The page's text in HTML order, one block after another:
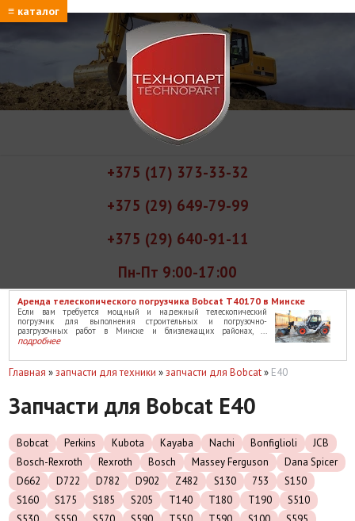
≡ каталог
+375 (17) 373-33-32
+375 (29) 649-79-99
+375 (29) 640-91-11
Пн-Пт 9:00-17:00
Аренда телескопического погрузчика Bobcat T40170 в Минске
Если вам требуется мощный и надежный телескопический
погрузчик для выполнения строительных и погрузочно-
разгрузочных работ в Минске и близлежащих районах, ...
подробнее
Главная »запчасти для техники »запчасти для Bobcat» E40
Запчасти для Bobcat E40
Bobcat Perkins Kubota Kayaba Nachi Bonfiglioli
JCB
Bosch-Rexroth
Rexroth Bosch Massey Ferguson
Dana Spicer
D662
D722 D782 D902 Z482 S130 753
S150
S160
S175 S185 S205 T140 T180 T190
S510